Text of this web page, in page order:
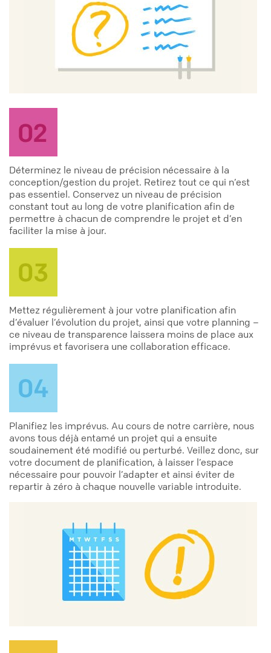
Déterminez le niveau de précision nécessaire à la
conception/gestion du projet. Retirez tout ce qui n’est
pas essentiel. Conservez un niveau de précision
constant tout au long de votre planification afin de
permettre à chacun de comprendre le projet et d’en
faciliter la mise à jour.
Mettez régulièrement à jour votre planification afin
d’évaluer l’évolution du projet, ainsi que votre planning –
ce niveau de transparence laissera moins de place aux
imprévus et favorisera une collaboration efficace.
Planifiez les imprévus. Au cours de notre carrière, nous
avons tous déjà entamé un projet qui a ensuite
soudainement été modifié ou perturbé. Veillez donc, sur
votre document de planification, à laisser l’espace
nécessaire pour pouvoir l’adapter et ainsi éviter de
repartir à zéro à chaque nouvelle variable introduite.